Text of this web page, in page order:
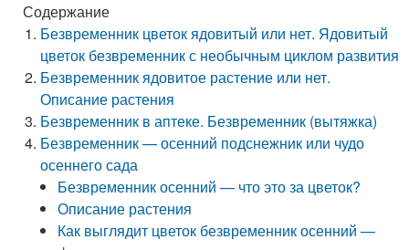
Содержание
Безвременник цветок ядовитый или нет. Ядовитый
цветок безвременник с необычным циклом развития
Безвременник ядовитое растение или нет.
Описание растения
Безвременник в аптеке. Безвременник (вытяжка)
Безвременник — осенний подснежник или чудо
осеннего сада
Безвременник осенний — что это за цветок?
Описание растения
Как выглядит цветок безвременник осенний —